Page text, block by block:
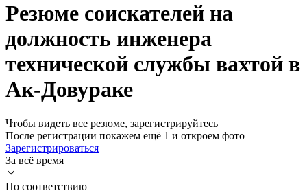
Резюме соискателей на
должность инженера
технической службы вахтой в
Ак-Довураке
Чтобы видеть все резюме, зарегистрируйтесь
После регистрации покажем ещё 1 и откроем фото
Зарегистрироваться
За всё время
По соответствию